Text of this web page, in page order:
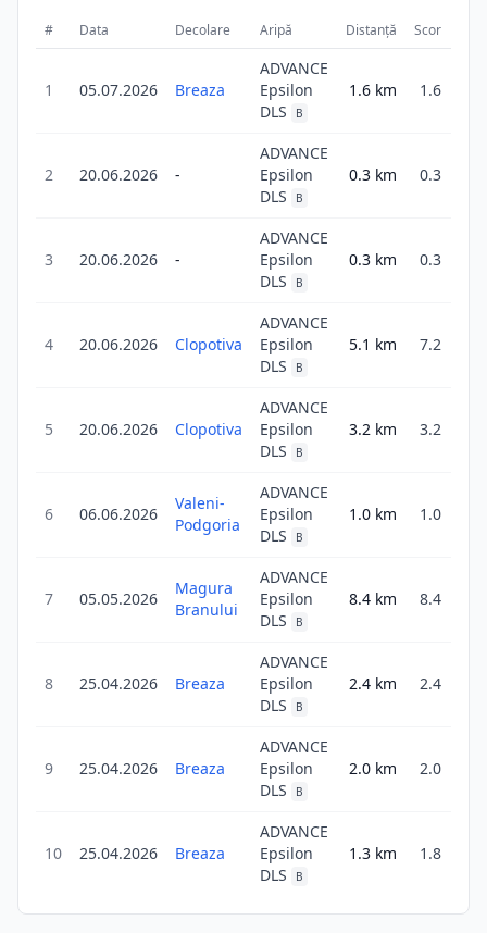
# Data Decolare Aripă Distanță Scor
1 05.07.2026 Breaza
ADVANCE
Epsilon
DLS
B
1.6 km 1.6
2 20.06.2026 -
ADVANCE
Epsilon
DLS
B
0.3 km 0.3
3 20.06.2026 -
ADVANCE
Epsilon
DLS
B
0.3 km 0.3
4 20.06.2026 Clopotiva
ADVANCE
Epsilon
DLS
B
5.1 km 7.2
5 20.06.2026 Clopotiva
ADVANCE
Epsilon
DLS
B
3.2 km 3.2
6 06.06.2026
Valeni-
Podgoria
ADVANCE
Epsilon
DLS
B
1.0 km 1.0
7 05.05.2026
Magura
Branului
ADVANCE
Epsilon
DLS
B
8.4 km 8.4
8 25.04.2026 Breaza
ADVANCE
Epsilon
DLS
B
2.4 km 2.4
9 25.04.2026 Breaza
ADVANCE
Epsilon
DLS
B
2.0 km 2.0
10 25.04.2026 Breaza
ADVANCE
Epsilon
DLS
B
1.3 km 1.8